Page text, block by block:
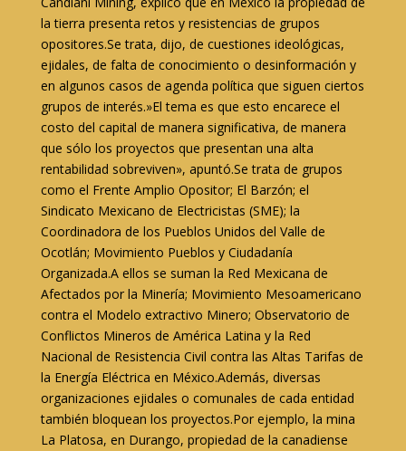
la tierra presenta retos y resistencias de grupos
opositores.Se trata, dijo, de cuestiones ideológicas,
ejidales, de falta de conocimiento o desinformación y
en algunos casos de agenda política que siguen ciertos
grupos de interés.»El tema es que esto encarece el
costo del capital de manera significativa, de manera
que sólo los proyectos que presentan una alta
rentabilidad sobreviven», apuntó.Se trata de grupos
como el Frente Amplio Opositor; El Barzón; el
Sindicato Mexicano de Electricistas (SME); la
Coordinadora de los Pueblos Unidos del Valle de
Ocotlán; Movimiento Pueblos y Ciudadanía
Organizada.A ellos se suman la Red Mexicana de
Afectados por la Minería; Movimiento Mesoamericano
contra el Modelo extractivo Minero; Observatorio de
Conflictos Mineros de América Latina y la Red
Nacional de Resistencia Civil contra las Altas Tarifas de
la Energía Eléctrica en México.Además, diversas
organizaciones ejidales o comunales de cada entidad
también bloquean los proyectos.Por ejemplo, la mina
La Platosa, en Durango, propiedad de la canadiense